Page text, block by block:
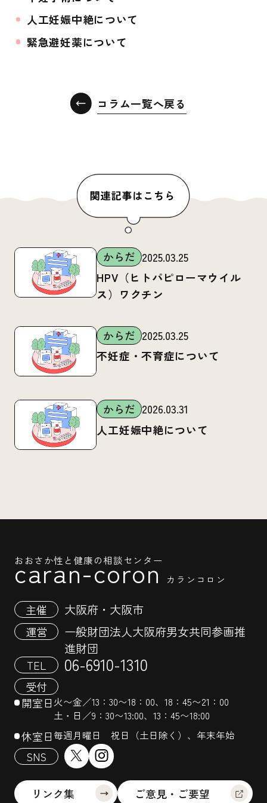
人工妊娠中絶について
緊急避妊薬について
コラム一覧へ戻る
からだ 2025.03.25
HPV（ヒトパピローマウイル
ス）ワクチン
からだ 2025.03.25
不妊症・不育症について
からだ 2026.03.31
人工妊娠中絶について
おおさか性と健康の相談センター
caran-coron カランコロン
主催 大阪府・大阪市
運営
一般財団法人大阪府男女共同参画推
進財団
受付
開室日火〜金／13：30〜18：00、18：45〜21：00
土・日／9：30〜13:00、13：45〜18:00
休室日 毎週月曜日 祝日（土日除く）、年末年始
TEL 06-6910-1310
SNS
リンク集 ご意見・ご要望